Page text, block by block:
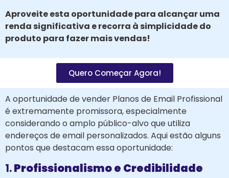
Aproveite esta oportunidade para alcançar uma
renda significativa e recorra à simplicidade do
produto para fazer mais vendas!
Quero Começar Agora!
A oportunidade de vender Planos de Email Profissional
é extremamente promissora, especialmente
considerando o amplo público-alvo que utiliza
endereços de email personalizados. Aqui estão alguns
pontos que destacam essa oportunidade:
1.Profissionalismo e Credibilidade